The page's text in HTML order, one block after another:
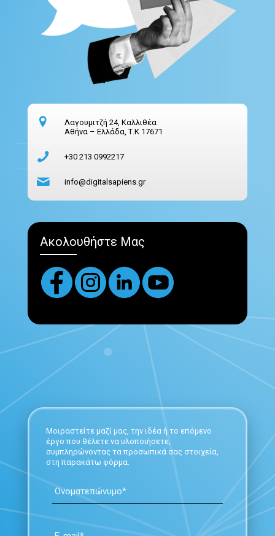
Λαγουμιτζή 24, Καλλιθέα
Αθήνα – Ελλάδα, Τ.Κ 17671
+30 213 0992217
info@digitalsapiens.gr
Ακολουθήστε Μας
Μοιραστείτε μαζί μας, την ιδέα ή το επόμενο
έργο που θέλετε να υλοποιήσετε,
συμπληρώνοντας τα προσωπικά σας στοιχεία,
στη παρακάτω φόρμα.